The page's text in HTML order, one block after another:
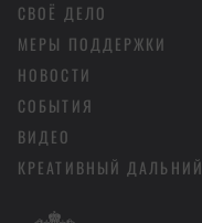
СВОЁ ДЕЛО
МЕРЫ ПОДДЕРЖКИ
НОВОСТИ
СОБЫТИЯ
ВИДЕО
КРЕАТИВНЫЙ ДАЛЬНИЙ